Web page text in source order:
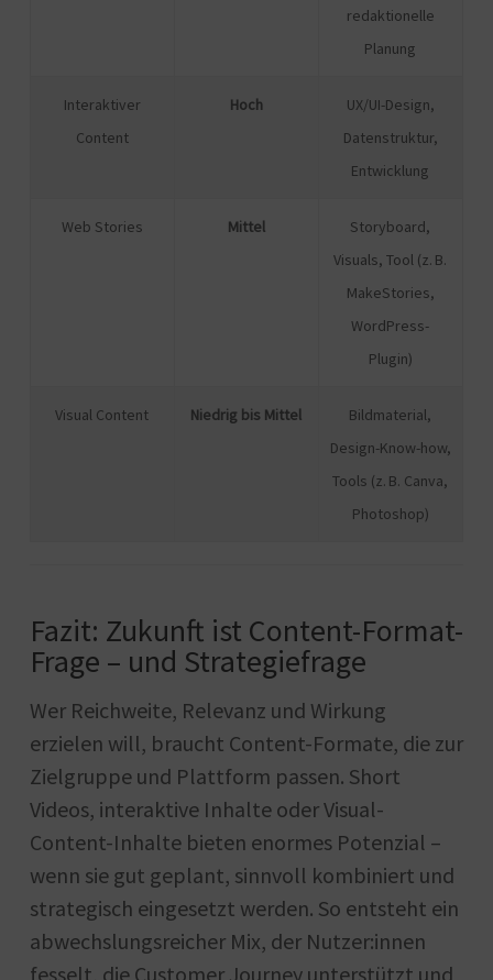
redaktionelle
Planung
Interaktiver
Content
Hoch
UX/UI-Design,
Datenstruktur,
Entwicklung
Web Stories Mittel
Storyboard,
Visuals, Tool (z. B.
MakeStories,
WordPress-
Plugin)
Visual Content Niedrig bis Mittel
Bildmaterial,
Design-Know-how,
Tools (z. B. Canva,
Photoshop)
Fazit: Zukunft ist Content-Format-
Frage – und Strategiefrage
Wer Reichweite, Relevanz und Wirkung
erzielen will, braucht Content-Formate, die zur
Zielgruppe und Plattform passen. Short
Videos, interaktive Inhalte oder Visual-
Content-Inhalte bieten enormes Potenzial –
wenn sie gut geplant, sinnvoll kombiniert und
strategisch eingesetzt werden. So entsteht ein
abwechslungsreicher Mix, der Nutzer:innen
fesselt, die Customer Journey unterstützt und